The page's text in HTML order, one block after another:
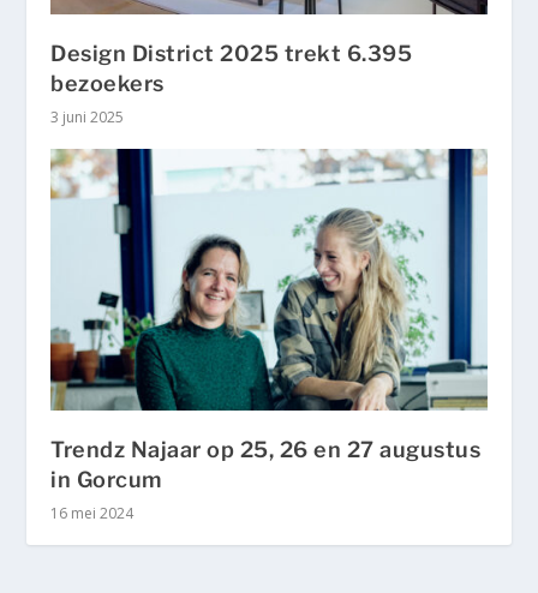
Design District 2025 trekt 6.395
bezoekers
3 juni 2025
Trendz Najaar op 25, 26 en 27 augustus
in Gorcum
16 mei 2024